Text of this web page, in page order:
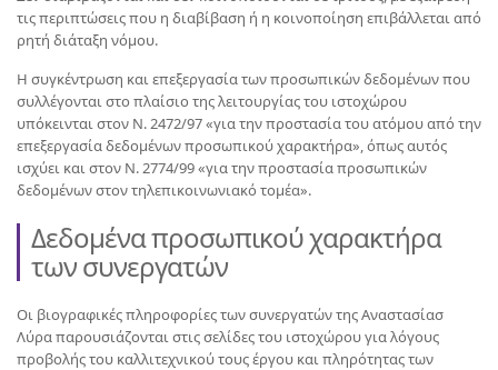
τις περιπτώσεις που η διαβίβαση ή η κοινοποίηση επιβάλλεται από
ρητή διάταξη νόμου.
Η συγκέντρωση και επεξεργασία των προσωπικών δεδομένων που
συλλέγονται στο πλαίσιο της λειτουργίας του ιστοχώρου
υπόκεινται στον Ν. 2472/97 «για την προστασία του ατόμου από την
επεξεργασία δεδομένων προσωπικού χαρακτήρα», όπως αυτός
ισχύει και στον Ν. 2774/99 «για την προστασία προσωπικών
δεδομένων στον τηλεπικοινωνιακό τομέα».
Δεδομένα προσωπικού χαρακτήρα
των συνεργατών
Οι βιογραφικές πληροφορίες των συνεργατών της Αναστασίασ
Λύρα παρουσιάζονται στις σελίδες του ιστοχώρου για λόγους
προβολής του καλλιτεχνικού τους έργου και πληρότητας των